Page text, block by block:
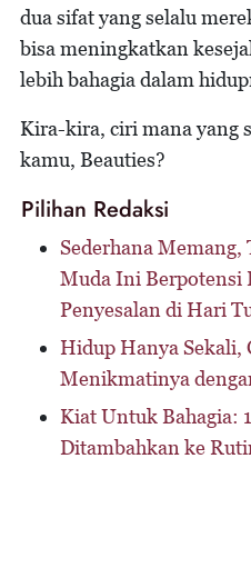
dua sifat yang selalu
bisa meningkatkan
lebih bahagia dalam
Kira-kira, ciri mana yang
kamu, Beauties?
Pilihan Redaksi
Sederhana Memang,
Muda Ini Berpotensi
Penyesalan di Hari
Hidup Hanya Sekali,
Menikmatinya
Kiat Untuk Bahagia:
Ditambahkan ke